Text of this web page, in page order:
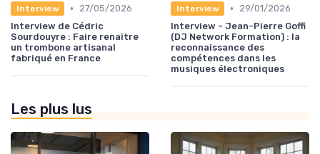
Interview •
27/05/2026
Interview de Cédric
Sourdouyre : Faire renaître
un trombone artisanal
fabriqué en France
Interview •
29/01/2026
Interview - Jean-Pierre Goffi
(DJ Network Formation) : la
reconnaissance des
compétences dans les
musiques électroniques
Les plus lus